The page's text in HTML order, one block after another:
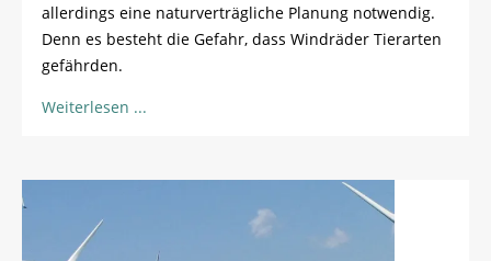
allerdings eine naturverträgliche Planung notwendig.
Denn es besteht die Gefahr, dass Windräder Tierarten
gefährden.
Weiterlesen